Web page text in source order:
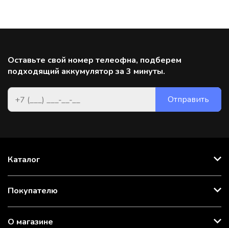
Оставьте свой номер телеофна, подберем
подходящий аккумулятор за 3 минуты.
Каталог
Покупателю
О магазине